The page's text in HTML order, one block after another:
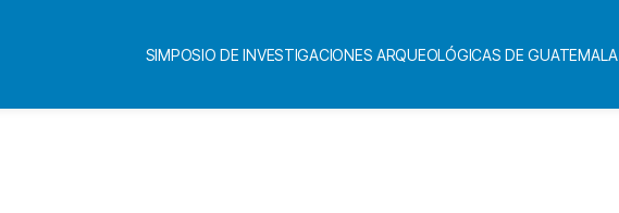
SIMPOSIO DE INVESTIGACIONES ARQUEOLÓGICAS DE GUATEMALA